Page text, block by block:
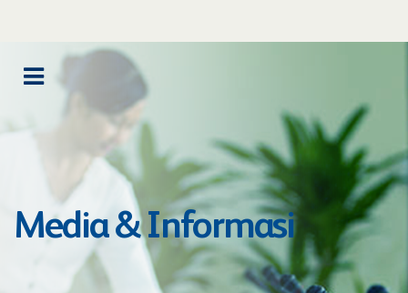
Media & Informasi